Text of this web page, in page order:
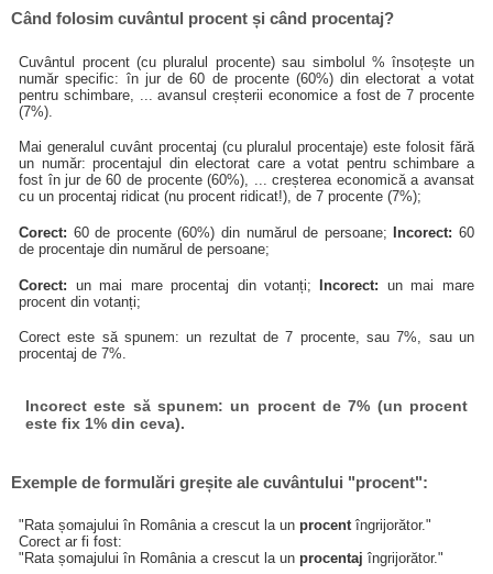
Când folosim cuvântul procent și când procentaj?
Cuvântul procent (cu pluralul procente) sau simbolul % însoțește un
număr specific: în jur de 60 de procente (60%) din electorat a votat
pentru schimbare, ... avansul creșterii economice a fost de 7 procente
(7%).
Mai generalul cuvânt procentaj (cu pluralul procentaje) este folosit fără
un număr: procentajul din electorat care a votat pentru schimbare a
fost în jur de 60 de procente (60%), ... creșterea economică a avansat
cu un procentaj ridicat (nu procent ridicat!), de 7 procente (7%);
Corect: 60 de procente (60%) din numărul de persoane; Incorect: 60
de procentaje din numărul de persoane;
Corect: un mai mare procentaj din votanți;Incorect: un mai mare
procent din votanți;
Corect este să spunem: un rezultat de 7 procente, sau 7%, sau un
procentaj de 7%.
Incorect este să spunem: un procent de 7% (un procent
este fix 1% din ceva).
Exemple de formulări greșite ale cuvântului "procent":
"Rata șomajului în România a crescut la unprocentîngrijorător."
Corect ar fi fost:
"Rata șomajului în România a crescut la unprocentaj îngrijorător."